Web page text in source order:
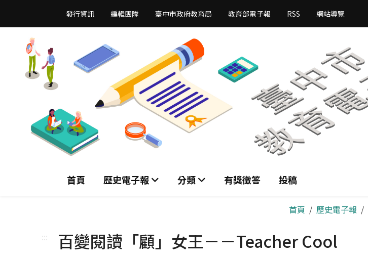
主
發行資訊 編輯團隊 臺中市政府教育局 教育部電子報 RSS 網站導覽
首頁 歷史電子報 分類 有獎徵答 投稿
首頁 歷史電子報
::: 百變閱讀「顧」女王－－Teacher Cool